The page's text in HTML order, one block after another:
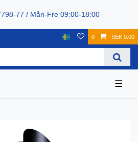
77 / Mån-Fre 09:00-18:00
0 SEK 0.00
☰